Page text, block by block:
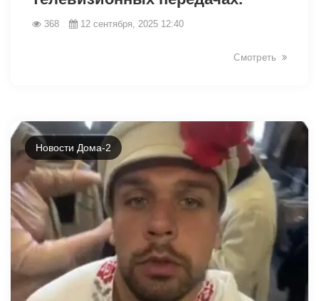
368 12 сентября, 2025 12:40
Смотреть
Новости Дома-2